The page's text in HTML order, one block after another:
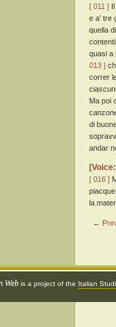
[ 011 ]
e a' tre
quella
quasi a
013 ]
correr
Ma poi
di
andar
[ 016 ]
la
←
Web is a project of the Italian